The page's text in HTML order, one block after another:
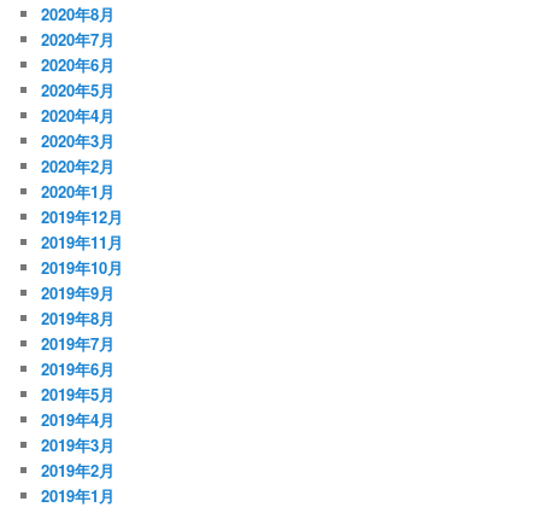
2020年8月
2020年7月
2020年6月
2020年5月
2020年4月
2020年3月
2020年2月
2020年1月
2019年12月
2019年11月
2019年10月
2019年9月
2019年8月
2019年7月
2019年6月
2019年5月
2019年4月
2019年3月
2019年2月
2019年1月